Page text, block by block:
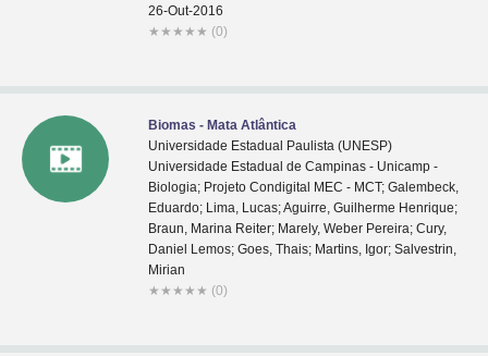
26-Out-2016
★ ★ ★ ★ ★ (0)
Biomas - Mata Atlântica
Universidade Estadual Paulista (UNESP)
Universidade Estadual de Campinas - Unicamp -
Biologia; Projeto Condigital MEC - MCT; Galembeck,
Eduardo; Lima, Lucas; Aguirre, Guilherme Henrique;
Braun, Marina Reiter; Marely, Weber Pereira; Cury,
Daniel Lemos; Goes, Thais; Martins, Igor; Salvestrin,
Mirian
★ ★ ★ ★ ★ (0)